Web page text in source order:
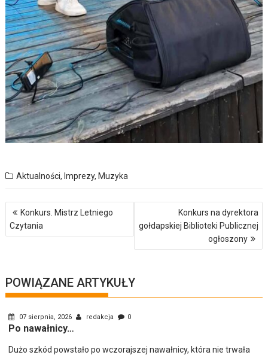
Aktualności, Imprezy, Muzyka
Nawigacja
wpisu
Konkurs. Mistrz Letniego
Czytania
Konkurs na dyrektora
gołdapskiej Biblioteki Publicznej
ogłoszony
POWIĄZANE ARTYKUŁY
07 sierpnia, 2026 redakcja 0
Po nawałnicy…
Dużo szkód powstało po wczorajszej nawałnicy, która nie trwała